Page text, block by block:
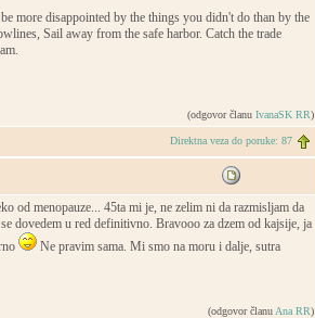
more disappointed by the things you didn't do than by the
Sail away from the safe harbor. Catch the trade
(odgovor članu IvanaSK RR)
Direktna veza do poruke: 87
od menopauze... 45ta mi je, ne zelim ni da razmisljam da
dovedem u red definitivno. Bravooo za dzem od kajsije, ja
Ne pravim sama. Mi smo na moru i dalje, sutra
(odgovor članu Ana RR)